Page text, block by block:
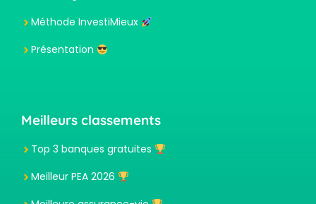
Méthode InvestiMieux
Présentation
Meilleurs classements
Top 3 banques gratuites
Meilleur PEA 2026